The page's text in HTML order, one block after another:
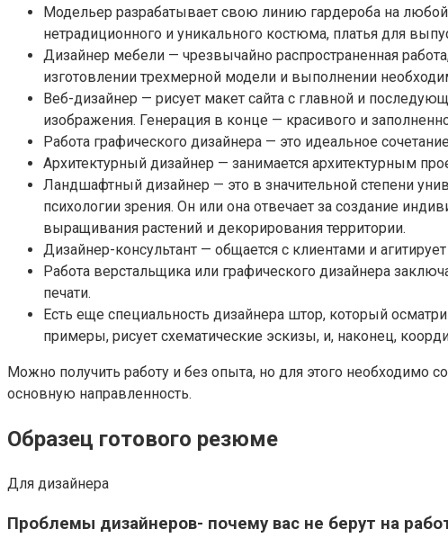
Модельер разрабатывает свою линию гардероба на
нетрадиционного и уникального костюма, платья для
Дизайнер мебели — чрезвычайно распространенная
изготовлении трехмерной модели и выполнении
Веб-дизайнер — рисует макет сайта с главной и
изображения. Генерация в конце — красивого и
Работа графического дизайнера — это идеальное
Архитектурный дизайнер — занимается архитектурным
Ландшафтный дизайнер — это в значительной степени
психологии зрения. Он или она отвечает за создание
выращивания растений и декорирования территории.
Дизайнер-консультант — общается с клиентами и
Работа верстальщика или графического дизайнера
печати.
Есть еще специальность дизайнера штор, который
примеры, рисует схематические эскизы, и, наконец,
Можно получить работу и без опыта, но для этого необходимо
основную направленность.
Образец готового резюме
Для дизайнера
Проблемы дизайнеров- почему вас не берут на